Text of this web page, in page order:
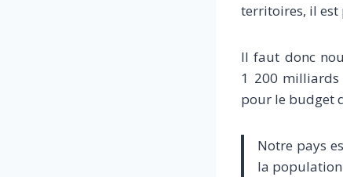
territoires, il est
Il faut donc
1 200
pour le budget
Notre pays
la